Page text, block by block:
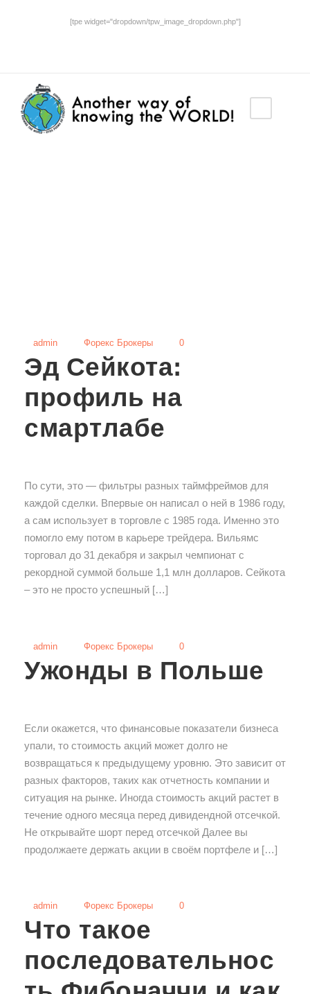
[tpe widget="dropdown/tpw_image_dropdown.php"]
admin Форекс Брокеры 0
Эд Сейкота:
профиль на
смартлабе
По сути, это — фильтры разных таймфреймов для
каждой сделки. Впервые он написал о ней в 1986 году,
а сам использует в торговле с 1985 года. Именно это
помогло ему потом в карьере трейдера. Вильямс
торговал до 31 декабря и закрыл чемпионат с
рекордной суммой больше 1,1 млн долларов. Сейкота
– это не просто успешный […]
admin Форекс Брокеры 0
Ужонды в Польше
Если окажется, что финансовые показатели бизнеса
упали, то стоимость акций может долго не
возвращаться к предыдущему уровню. Это зависит от
разных факторов, таких как отчетность компании и
ситуация на рынке. Иногда стоимость акций растет в
течение одного месяца перед дивидендной отсечкой.
Не открывайте шорт перед отсечкой Далее вы
продолжаете держать акции в своём портфеле и […]
admin Форекс Брокеры 0
Что такое
последовательнос